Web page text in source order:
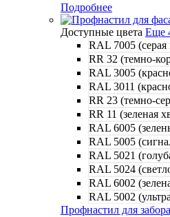
Подробнее
Доступные цвета Еще
RAL 7005
RR 32 (темно-
RAL 3005
RAL 3011
RR 23 (темно-
RR 11 (зеленая
RAL 6005
RAL 5005
RAL 5021
RAL 5024
RAL 6002
RAL 5002
Профнастил для